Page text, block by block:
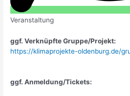
Veranstaltung
ggf. Verknüpfte Gruppe/Projekt:
https://klimaprojekte-oldenburg.de/
ggf. Anmeldung/Tickets: